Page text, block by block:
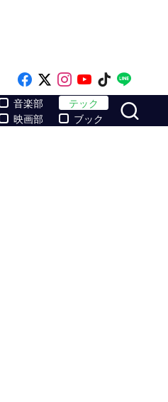
Like on Facebook
Follow on x
Follow on
Follow on
Follow
音楽部
映画部
テック
ブック